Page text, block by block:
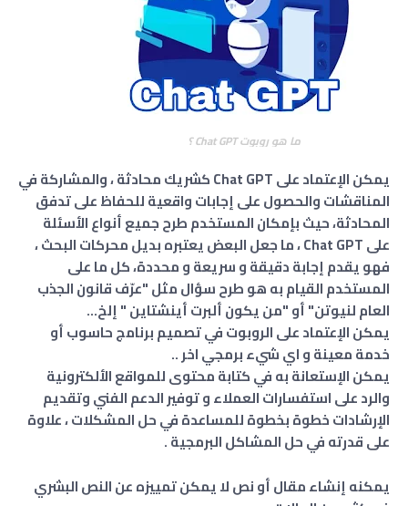
ما هو روبوت Chat GPT ؟
يمكن الإعتماد على Chat GPT كشريك محادثة ، والمشاركة في
المناقشات والحصول على إجابات واقعية للحفاظ على تدفق
المحادثة، حيث بإمكان المستخدم طرح جميع أنواع الأسئلة
على Chat GPT ، ما جعل البعض يعتبره بديل محركات البحث ،
فهو يقدم إجابة دقيقة و سريعة و محددة، كل ما على
المستخدم القيام به هو طرح سؤال مثل "عرّف قانون الجذب
العام لنيوتن" أو "من يكون ألبرت أينشتاين " إلخ...
يمكن الإعتماد على الروبوت في تصميم برنامج حاسوب أو
خدمة معينة و اي شيء برمجي اخر ..
يمكن الإستعانة به في كتابة محتوى للمواقع الألكترونية
والرد على استفسارات العملاء و توفير الدعم الفني وتقديم
الإرشادات خطوة بخطوة للمساعدة في حل المشكلات ، علاوة
على قدرته في حل المشاكل البرمجية .
يمكنه إنشاء مقال أو نص لا يمكن تمييزه عن النص البشري